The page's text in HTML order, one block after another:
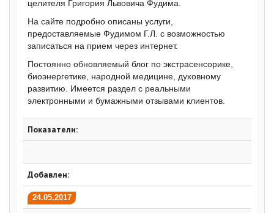
целителя Григория Львовича Фудима.
На сайте подробно описаны услуги,
предоставляемые Фудимом Г.Л. с возможностью
записаться на прием через интернет.
Постоянно обновляемый блог по экстрасенсорике,
биоэнергетике, народной медицине, духовному
развитию. Имеется раздел с реальными
электронными и бумажными отзывами клиентов.
Показатели:
Добавлен:
24.05.2017